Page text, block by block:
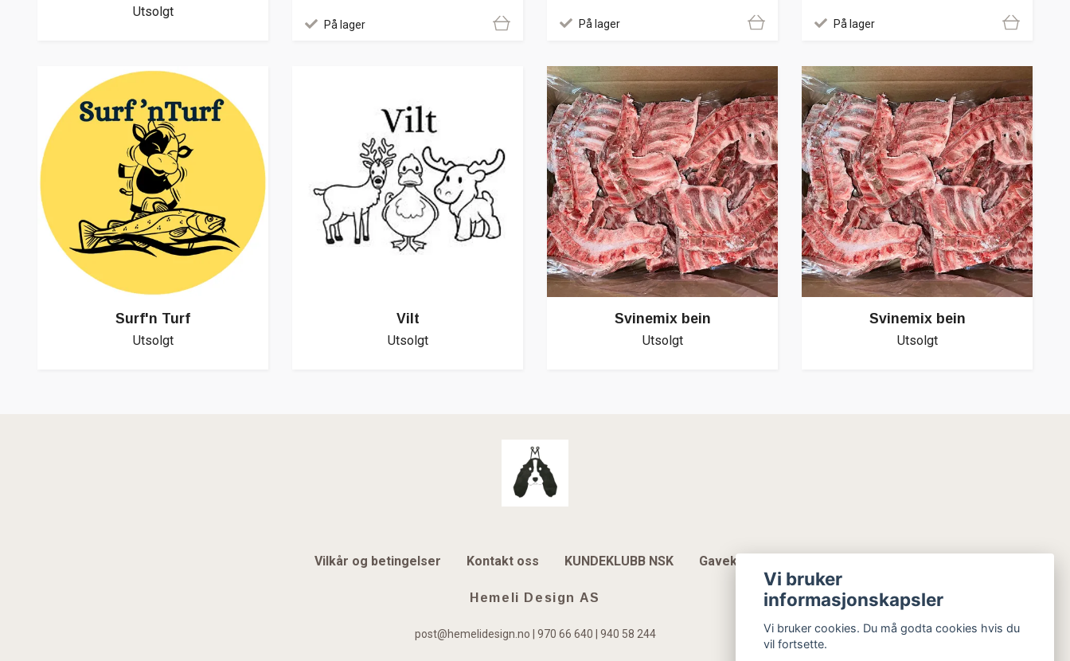
Utsolgt
På lager På lager På lager
Surf'n Turf
Utsolgt
Vilt
Utsolgt
Svinemix bein
Utsolgt
Svinemix bein
Utsolgt
Vilkår og betingelser Kontakt oss KUNDEKLUBB NSK Gavekort
Hemeli Design AS
post@hemelidesign.no | 970 66 640 | 940 58 244
Vi bruker
informasjonskapsler
Vi bruker cookies. Du må godta cookies hvis du
vil fortsette.